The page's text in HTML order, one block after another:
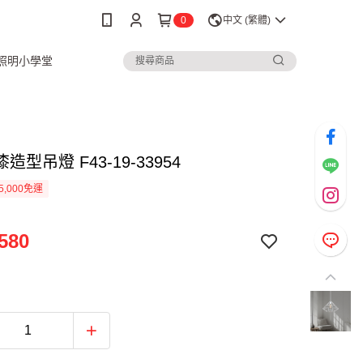
0 中文 (繁體)
明小學堂
造型吊燈 F43-19-33954
免運